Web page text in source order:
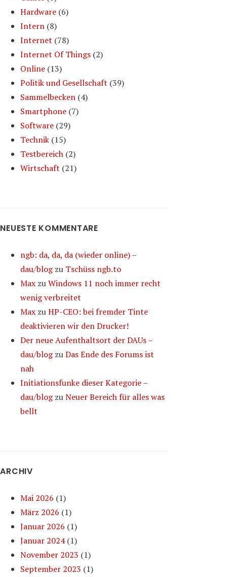
Hardware (6)
Intern (8)
Internet (78)
Internet Of Things (2)
Online (13)
Politik und Gesellschaft (39)
Sammelbecken (4)
Smartphone (7)
Software (29)
Technik (15)
Testbereich (2)
Wirtschaft (21)
NEUESTE KOMMENTARE
ngb: da, da, da (wieder online) –
dau/blogzu Tschüss ngb.to
Max zuWindows 11 noch immer recht
wenig verbreitet
Max zuHP-CEO: bei fremder Tinte
deaktivieren wir den Drucker!
Der neue Aufenthaltsort der DAUs –
dau/blogzuDas Ende des Forums ist
nah
Initiationsfunke dieser Kategorie –
dau/blogzuNeuer Bereich für alles was
bellt
ARCHIV
Mai 2026 (1)
März 2026 (1)
Januar 2026 (1)
Januar 2024(1)
November 2023 (1)
September 2023 (1)